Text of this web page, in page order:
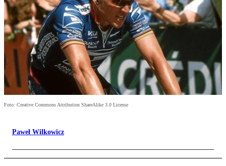
Foto: Creative Commons Attribution ShareAlike 3.0 License
Paweł Wilkowicz